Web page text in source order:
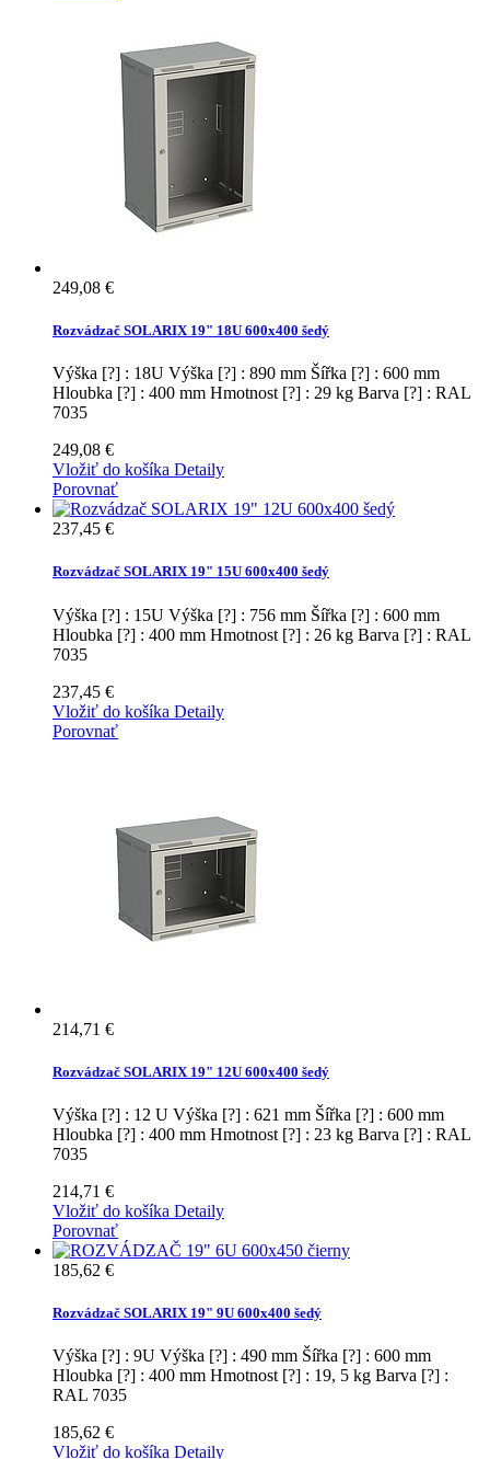
249,08 €
Rozvádzač SOLARIX 19" 18U 600x400 šedý
Výška [?] : 18U Výška [?] : 890 mm Šířka [?] : 600 mm
Hloubka [?] : 400 mm Hmotnost [?] : 29 kg Barva [?] : RAL
7035
249,08 €
Vložiť do košíka Detaily
Porovnať
237,45 €
Rozvádzač SOLARIX 19" 15U 600x400 šedý
Výška [?] : 15U Výška [?] : 756 mm Šířka [?] : 600 mm
Hloubka [?] : 400 mm Hmotnost [?] : 26 kg Barva [?] : RAL
7035
237,45 €
Vložiť do košíka Detaily
Porovnať
214,71 €
Rozvádzač SOLARIX 19" 12U 600x400 šedý
Výška [?] : 12 U Výška [?] : 621 mm Šířka [?] : 600 mm
Hloubka [?] : 400 mm Hmotnost [?] : 23 kg Barva [?] : RAL
7035
214,71 €
Vložiť do košíka Detaily
Porovnať
185,62 €
Rozvádzač SOLARIX 19" 9U 600x400 šedý
Výška [?] : 9U Výška [?] : 490 mm Šířka [?] : 600 mm
Hloubka [?] : 400 mm Hmotnost [?] : 19, 5 kg Barva [?] :
RAL 7035
185,62 €
Vložiť do košíka Detaily